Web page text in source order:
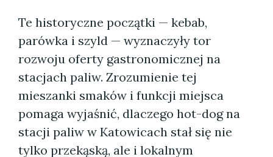
Te historyczne początki — kebab,
parówka i szyld — wyznaczyły tor
rozwoju oferty gastronomicznej na
stacjach paliw. Zrozumienie tej
mieszanki smaków i funkcji miejsca
pomaga wyjaśnić, dlaczego hot-dog na
stacji paliw w Katowicach stał się nie
tylko przekąską, ale i lokalnym